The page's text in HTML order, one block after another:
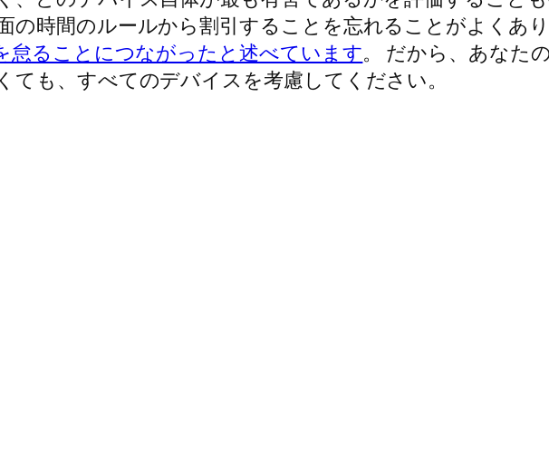
の時間のルールから割引することを忘れることがよくあ
怠ることにつながったと述べています。 だから、あなた
も、すべてのデバイスを考慮してください。